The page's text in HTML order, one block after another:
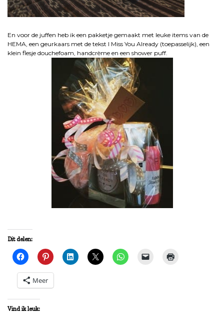
En voor de juffen heb ik een pakketje gemaakt met leuke items van de
HEMA, een geurkaars met de tekst I Miss You Already (toepasselijk), een
klein flesje douchefoam, handcrème en een shower puff.
Dit delen:
Meer
Vind ik leuk: